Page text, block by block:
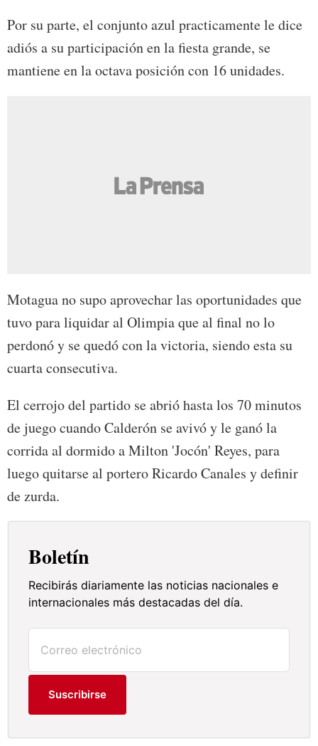
Por su parte, el conjunto azul practicamente le dice
adiós a su participación en la fiesta grande, se
mantiene en la octava posición con 16 unidades.
Motagua no supo aprovechar las oportunidades que
tuvo para liquidar al Olimpia que al final no lo
perdonó y se quedó con la victoria, siendo esta su
cuarta consecutiva.
El cerrojo del partido se abrió hasta los 70 minutos
de juego cuando Calderón se avivó y le ganó la
corrida al dormido a Milton 'Jocón' Reyes, para
luego quitarse al portero Ricardo Canales y definir
de zurda.
Boletín
Recibirás diariamente las noticias nacionales e
internacionales más destacadas del día.
Suscribirse